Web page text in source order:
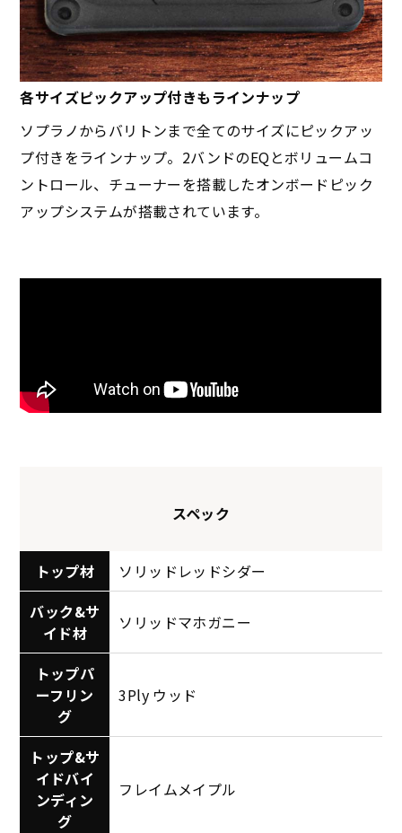
各サイズピックアップ付きもラインナップ
ソプラノからバリトンまで全てのサイズにピックアッ
プ付きをラインナップ。2バンドのEQとボリュームコ
ントロール、チューナーを搭載したオンボードピック
アップシステムが搭載されています。
スペック
トップ材
ソリッドレッドシダー
バック&サ
イド材
ソリッドマホガニー
トップパ
ーフリン
グ
3Ply ウッド
トップ&サ
イドバイ
ンディン
グ
フレイムメイプル